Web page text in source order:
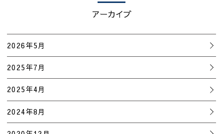
アーカイブ
2026年5月
2025年7月
2025年4月
2024年8月